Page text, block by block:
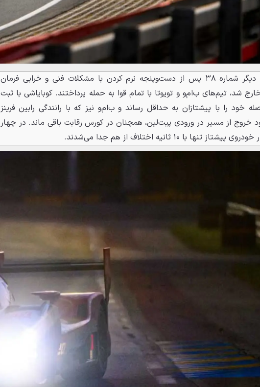
درحالی‌که کادیلاک دیگر شماره ۳۸ پس از دست‌وپنجه نرم کردن با مشکلات فنی و خرابی فرمان
شد، تیم‌های ب‌ام‌و و تویوتا با تمام قوا به حمله پرداختند. کوبایاشی با ثبت
خود را با پیشتازان به حداقل رساند و ب‌ام‌و نیز که با رانندگی رابین فرینز
خروج از مسیر در ورودی پیت‌لین، همچنان در کورس رقابت باقی ماند. در چهار
با ۱۰ ثانیه اختلاف از هم جدا می‌شدند.